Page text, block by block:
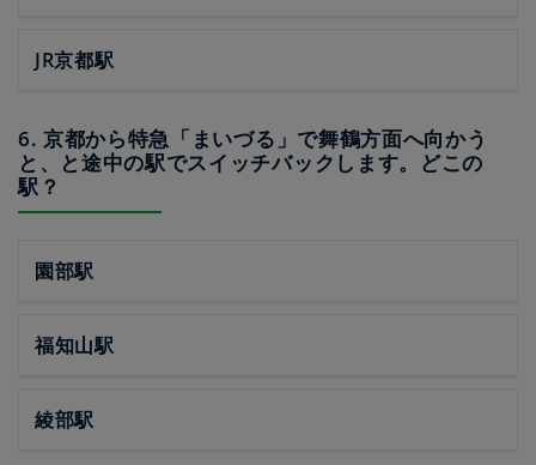
JR京都駅
6. 京都から特急「まいづる」で舞鶴方面へ向かう
と、と途中の駅でスイッチバックします。どこの
駅？
園部駅
福知山駅
綾部駅